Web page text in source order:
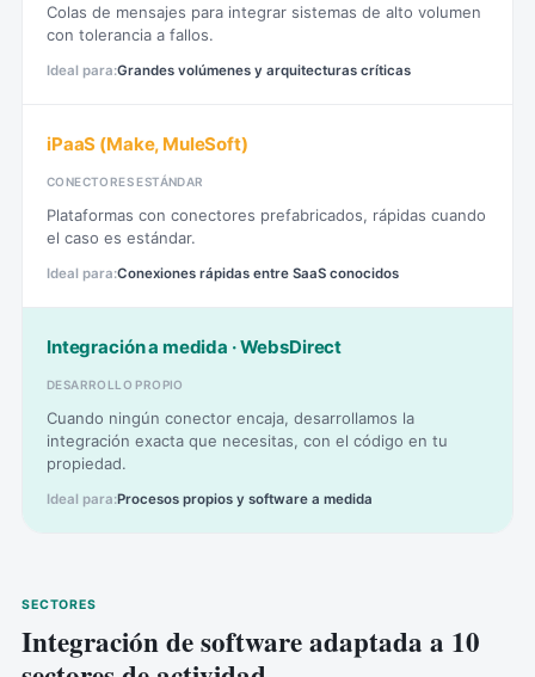
Colas de mensajes para integrar sistemas de alto volumen
con tolerancia a fallos.
Grandes volúmenes y arquitecturas críticas
iPaaS (Make, MuleSoft)
CONECTORES ESTÁNDAR
Plataformas con conectores prefabricados, rápidas cuando
el caso es estándar.
Conexiones rápidas entre SaaS conocidos
Integración a medida · WebsDirect
DESARROLLO PROPIO
Cuando ningún conector encaja, desarrollamos la
integración exacta que necesitas, con el código en tu
propiedad.
Procesos propios y software a medida
SECTORES
Integración de software adaptada a 10